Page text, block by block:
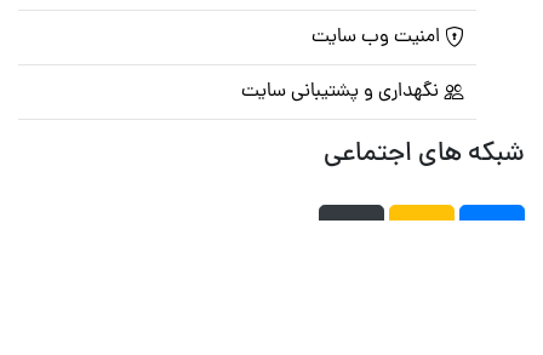
امنیت وب سایت
نگهداری و پشتیبانی سایت
شبکه های اجتماعی